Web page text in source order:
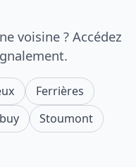
voisine ? Accédez
Ferrières
Stoumont